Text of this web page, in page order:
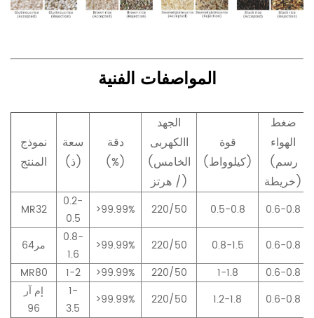
المواصفات الفنية
نموذج
المنتج
سعة
(ذ)
دقة
(%)
الجهد
االكهربى
(الخامس
/ هرتز)
قوة
(كيلوواط)
ضغط
الهواء
(رسم
خريطة)
MR32
0.2-
0.5
>99.99% 220/50 0.5-0.8 0.6-0.8
مر64
0.8-
1.6
>99.99% 220/50 0.8-1.5
0.6-0.8
MR80
1-2 >99.99% 220/50 1-1.8
0.6-0.8
إم آر
96
1-
3.5
>99.99% 220/50 1.2-1.8
0.6-0.8